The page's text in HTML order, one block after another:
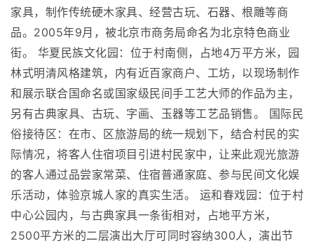
家具，制作传统硬木家具、经营古玩、石器、根雕等商
品。2005年9月，被北京市商务局命名为北京特色商业
街。 华夏民族文化园：位于村南侧，占地4万平方米，园
林式明清风格建筑，内有近百家商户、工坊，以现场制作
和展示联合国命名或国家级民间手工艺大师的作品为主，
另有古典家具、古玩、字画、玉器等工艺品销售。 国际民
俗接待区：在市、区旅游局的统一规划下，结合村民的实
际情况，将客人住宿项目引进村民家中，让来此观光旅游
的客人通过品尝家常菜、住宿普通家庭、参与民间文化娱
乐活动，体验京城人家的真实生活。 运和春戏园：位于村
中心公园内，与古典家具一条街相对，占地平方米，
2500平方米的二层演出大厅可同时容纳300人，演出节